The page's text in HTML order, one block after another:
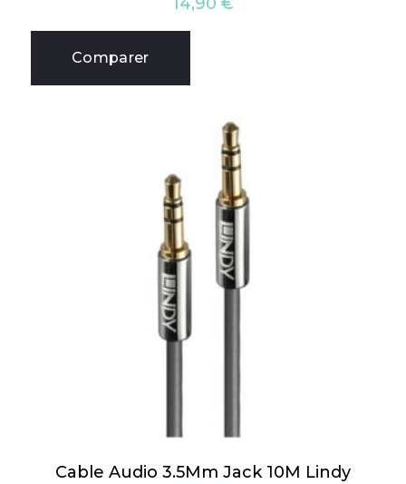
Comparer
Cable Audio 3.5Mm Jack 10M Lindy